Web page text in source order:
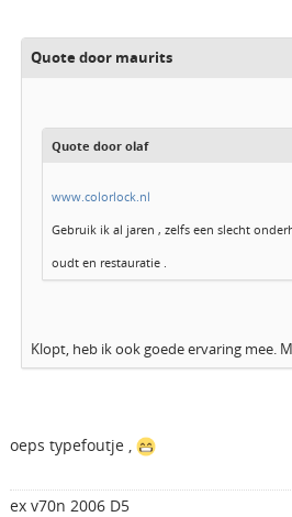
Quote door maurits
Quote door olaf
www.colorlock.nl
Gebruik ik al jaren , zelfs een slecht
oudt en restauratie .
Klopt, heb ik ook goede ervaring mee.
oeps typefoutje ,
ex v70n 2006 D5